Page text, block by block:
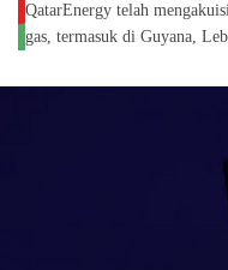
QatarEnergy telah
gas, termasuk di Guyana,